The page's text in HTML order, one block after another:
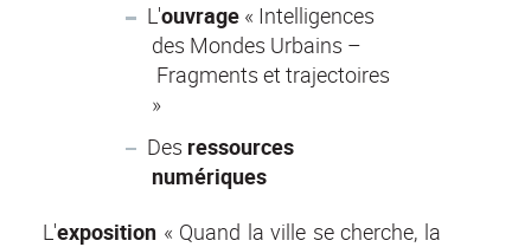
L'ouvrage« Intelligences
des Mondes Urbains –
Fragments et trajectoires
»
Des ressources
numériques
L'exposition « Quand la ville se cherche, la